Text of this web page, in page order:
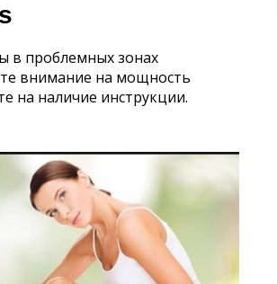
в проблемных зонах
внимание на мощность
на наличие инструкции.